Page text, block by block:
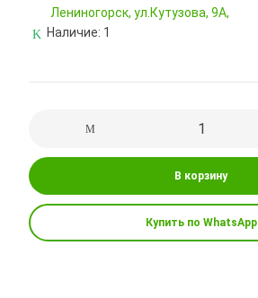
Лениногорск, ул.Кутузова, 9А,
Наличие: 1
В корзину
Купить по WhatsApp